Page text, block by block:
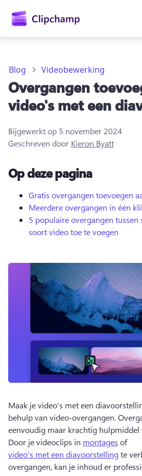
Aanmelden
Gratis uitproberen
Blog Videobewerking
Overgangen
video's met een
Bijgewerkt op 5 november 2024
Geschreven door Kieron Byatt
Op deze pagina
Gratis overgangen toevoegen
Meerdere overgangen in één
5 populaire overgangen tussen
soort video toe te voegen
Maak je video's met een
behulp van video-overgangen.
Door je videoclips in montages of
video's met een diavoorstelling te
overgangen, kan je inhoud er